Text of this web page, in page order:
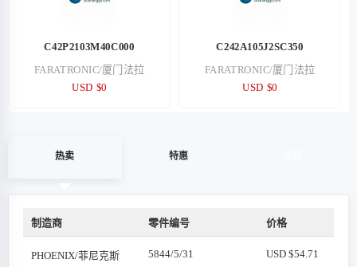
C42P2103M40C000
FARATRONIC/厦门法拉
USD $0
C242A105J2SC350
FARATRONIC/厦门法拉
USD $0
热卖 特惠
制造商 零件编号 价格
PHOENIX/菲尼克斯 5844/5/31 USD $54.71